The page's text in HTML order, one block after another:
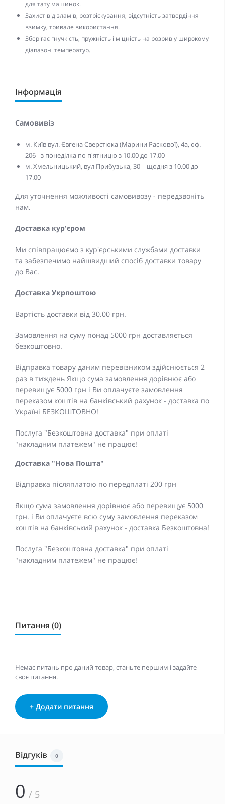
для тату машинок.
Захист від зламів, розтріскування, відсутність затвердіння
взимку, тривале використання.
Зберігає гнучкість, пружність і міцність на розрив у широкому
діапазоні температур.
Інформація
Самовивіз
м. Київ вул. Євгена Сверстюка (Марини Раскової), 4а, оф.
206 - з понеділка по п'ятницю з 10.00 до 17.00
м. Хмельницький, вул Прибузька, 30 - щодня з 10.00 до
17.00
Для уточнення можливості самовивозу - передзвоніть
нам.
Доставка кур'єром
Ми співпрацюємо з кур'єрськими службами доставки
та забезпечимо найшвидший спосіб доставки товару
до Вас.
Доставка Укрпоштою
Вартість доставки від 30.00 грн.
Замовлення на суму понад 5000 грн доставляється
безкоштовно.
Відправка товару даним перевізником здійснюється 2
раз в тиждень Якщо сума замовлення дорівнює або
перевищує 5000 грн і Ви оплачуєте замовлення
переказом коштів на банківський рахунок - доставка по
Україні БЕЗКОШТОВНО!
Послуга "Безкоштовна доставка" при оплаті
"накладним платежем" не працює!
Доставка "Нова Пошта"
Відправка післяплатою по передплаті 200 грн
Якщо сума замовлення дорівнює або перевищує 5000
грн. і Ви оплачуєте всю суму замовлення переказом
коштів на банківський рахунок - доставка Безкоштовна!
Послуга "Безкоштовна доставка" при оплаті
"накладним платежем" не працює!
Питання (0)
Немає питань про даний товар, станьте першим і задайте
своє питання.
+ Додати питання
Відгуків 0
0 / 5